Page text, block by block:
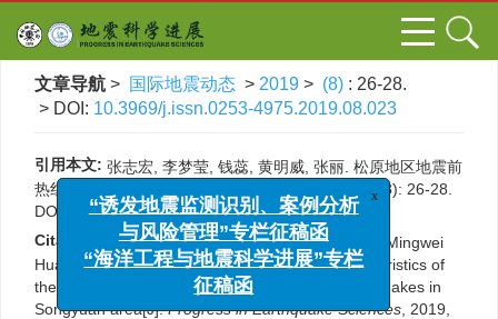
文章导航 > 国际地震动态 > 2019 > (8) : 26-28.
> DOI: 10.3969/j.issn.0253-4975.2019.08.023
引用本文: 张志宏, 李梦莹, 钱蕊, 黄明威, 张丽. 松原地区地震前
热红外亮温异常特征研究[J]. 国际地震动态, 2019, (8): 26-28.
DOI:
10.3969/j.issn.0253-4975.2019.08.023
Citation:
Zhihong Zhang, Mengying Li, Rui Qian, Mingwei
Huang, Li Zhang. Study on the abnormal characteristics of
thermal infrared bright temperature before earthquakes in
Songyuan area[J].Progress in Earthquake Sciences , 2019,
“诱发地震监测识别、案例分析
与风险管理”专栏征稿函
“海洋工程与地震科学进展”专栏
征稿函